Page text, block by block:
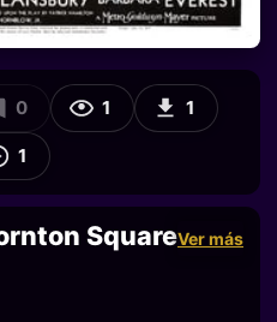
0 1 1
1
SquareVer más